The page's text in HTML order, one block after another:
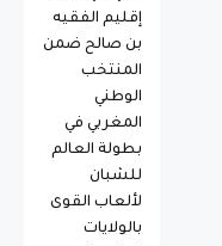
إقليم الفقيه
بن صالح ضمن
المنتخب
الوطني
المغربي في
بطولة العالم
للشبان
لألعاب القوى
بالولايات